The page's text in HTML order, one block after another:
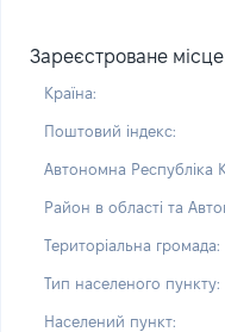
Зареєстроване
Країна:
Поштовий індекс:
Автономна Республіка
Район в області та
Територіальна громада:
Тип населеного пункту:
Населений пункт: